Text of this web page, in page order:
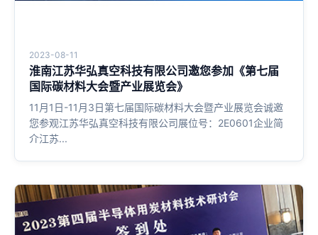
2023-08-11
淮南江苏华弘真空科技有限公司邀您参加《第七届
国际碳材料大会暨产业展览会》
11月1日-11月3日第七届国际碳材料大会暨产业展览会诚邀
您参观江苏华弘真空科技有限公司展位号：2E0601企业简
介江苏...